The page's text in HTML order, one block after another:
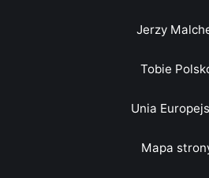
Jerzy
Tobie
Unia
Mapa